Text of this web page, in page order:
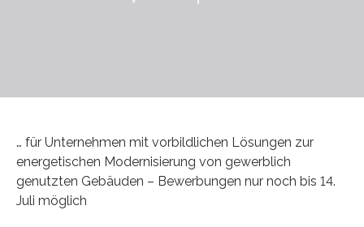
… für Unternehmen mit vorbildlichen Lösungen zur
energetischen Modernisierung von gewerblich
genutzten Gebäuden – Bewerbungen nur noch bis 14.
Juli möglich